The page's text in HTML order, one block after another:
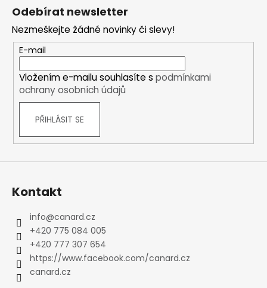
Odebírat newsletter
Nezmeškejte žádné novinky či slevy!
E-mail
Vložením e-mailu souhlasíte s podmínkami
ochrany osobních údajů
PŘIHLÁSIT SE
Kontakt
info@canard.cz
+420 775 084 005
+420 777 307 654
https://www.facebook.com/canard.cz
canard.cz